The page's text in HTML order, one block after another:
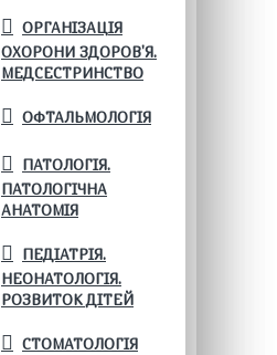
ОРГАНІЗАЦІЯ
ОХОРОНИ ЗДОРОВ'Я.
МЕДСЕСТРИНСТВО
ОФТАЛЬМОЛОГІЯ
ПАТОЛОГІЯ.
ПАТОЛОГІЧНА
АНАТОМІЯ
ПЕДІАТРІЯ.
НЕОНАТОЛОГІЯ.
РОЗВИТОК ДІТЕЙ
СТОМАТОЛОГІЯ